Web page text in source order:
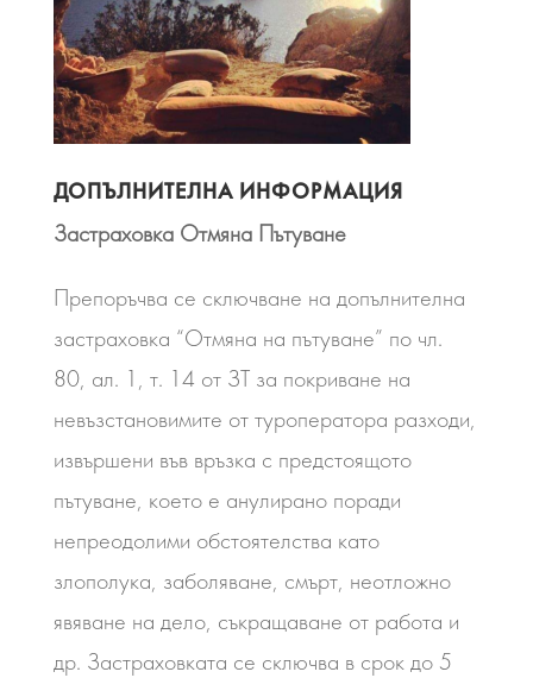
ДОПЪЛНИТЕЛНА ИНФОРМАЦИЯ
Застраховка Отмяна Пътуване
Препоръчва се сключване на допълнителна
застраховка “Отмяна на пътуване” по чл.
80, ал. 1, т. 14 от ЗТ за покриване на
невъзстановимите от туроператора разходи,
извършени във връзка с предстоящото
пътуване, което е анулирано поради
непреодолими обстоятелства като
злополука, заболяване, смърт, неотложно
явяване на дело, съкращаване от работа и
др. Застраховката се сключва в срок до 5